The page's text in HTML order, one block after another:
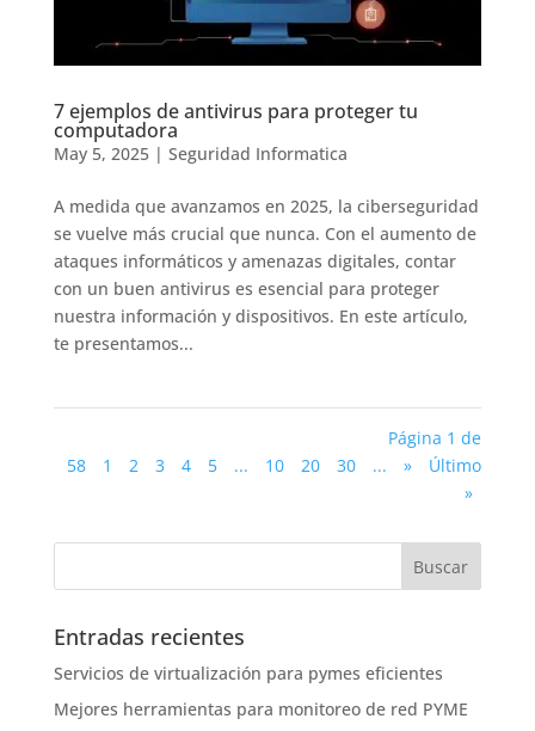
7 ejemplos de antivirus para proteger tu
computadora
May 5, 2025| Seguridad Informatica
A medida que avanzamos en 2025, la ciberseguridad
se vuelve más crucial que nunca. Con el aumento de
ataques informáticos y amenazas digitales, contar
con un buen antivirus es esencial para proteger
nuestra información y dispositivos. En este artículo,
te presentamos...
Página 1 de
58
1 2 3 4 5 ... 10 20 30 ... »
Último
»
Entradas recientes
Servicios de virtualización para pymes eficientes
Mejores herramientas para monitoreo de red PYME